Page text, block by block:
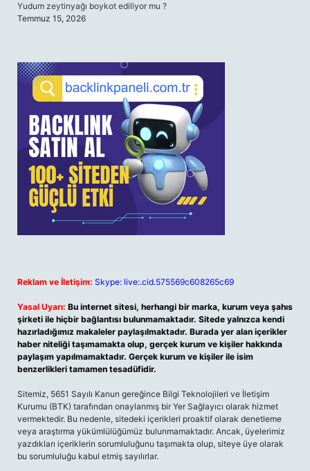
Yudum zeytinyağı boykot ediliyor mu ?
Temmuz 15, 2026
Reklam ve İletişim: Skype: live:.cid.575569c608265c69
Yasal Uyarı: Bu internet sitesi, herhangi bir marka, kurum veya şahıs
şirketi ile hiçbir bağlantısı bulunmamaktadır. Sitede yalnızca kendi
hazırladığımız makaleler paylaşılmaktadır. Burada yer alan içerikler
haber niteliği taşımamakta olup, gerçek kurum ve kişiler hakkında
paylaşım yapılmamaktadır. Gerçek kurum ve kişiler ile isim
benzerlikleri tamamen tesadüfidir.
Sitemiz, 5651 Sayılı Kanun gereğince Bilgi Teknolojileri ve İletişim
Kurumu (BTK) tarafından onaylanmış bir Yer Sağlayıcı olarak hizmet
vermektedir. Bu nedenle, sitedeki içerikleri proaktif olarak denetleme
veya araştırma yükümlülüğümüz bulunmamaktadır. Ancak, üyelerimiz
yazdıkları içeriklerin sorumluluğunu taşımakta olup, siteye üye olarak
bu sorumluluğu kabul etmiş sayılırlar.